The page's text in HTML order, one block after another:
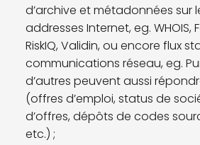
d’archive et métadonnées sur
addresses Internet, eg. WHOIS,
RiskIQ, Validin, ou encore flux
communications réseau, eg.
d’autres peuvent aussi
(offres d’emploi, status de
d’offres, dépôts de codes
etc.) ;